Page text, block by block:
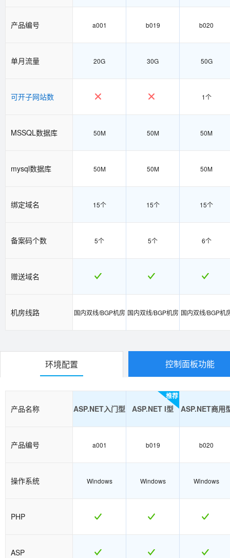
产品编号 a001 b019 b020
单月流量 20G 30G 50G
可开子网站数 1个
MSSQL数据库 50M 50M 50M
mysql数据库 50M 50M 50M
绑定域名 15个 15个 15个
备案码个数 5个 5个 6个
赠送域名
机房线路 国内双线/BGP机房 国内双线/BGP机房 国内双线/BGP机
环境配置 控制面板功能
产品名称 ASP.NET入门型
推荐
ASP.NET I型 ASP.NET商用
产品编号 a001 b019 b020
操作系统 Windows Windows Windows
PHP
ASP